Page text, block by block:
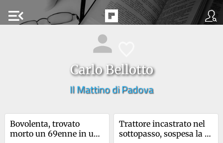
menu_open
Carlo Bellotto
Il Mattino di Padova
Bovolenta, trovato
morto un 69enne in un
Trattore incastrato nel
sottopasso, sospesa la